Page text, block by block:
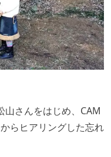
さんをはじめ、CAM
らヒアリングした忘れ